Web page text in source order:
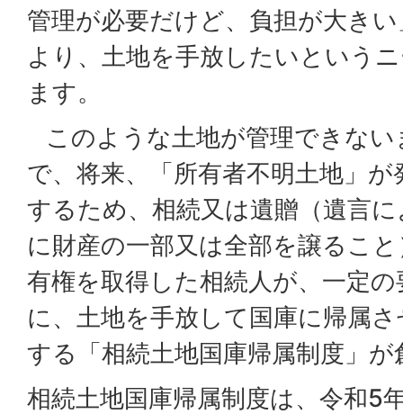
管理が必要だけど、負担が大き
より、土地を手放したいという
ます。
このような土地が管理できな
で、将来、「所有者不明土地」
するため、相続又は遺贈（遺言
に財産の一部又は全部を譲るこ
有権を取得した相続人が、一定
に、土地を手放して国庫に帰属
する「相続土地国庫帰属制度」
相続土地国庫帰属制度は、令和5